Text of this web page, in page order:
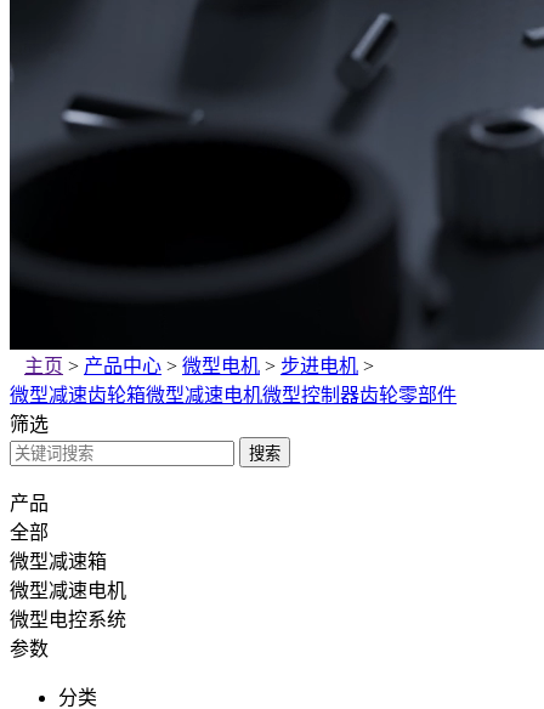
主页 > 产品中心 > 微型电机 > 步进电机 >
微型减速齿轮箱微型减速电机微型控制器齿轮零部件
筛选
产品
全部
微型减速箱
微型减速电机
微型电控系统
参数
分类